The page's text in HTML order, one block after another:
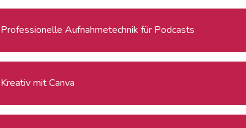
Professionelle Aufnahmetechnik für Podcasts
Kreativ mit Canva